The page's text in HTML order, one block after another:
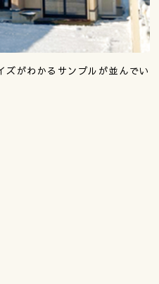
ズがわかるサンプルが並んでい